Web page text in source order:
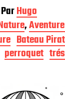
ParHugo
,
Bateau
perroquet